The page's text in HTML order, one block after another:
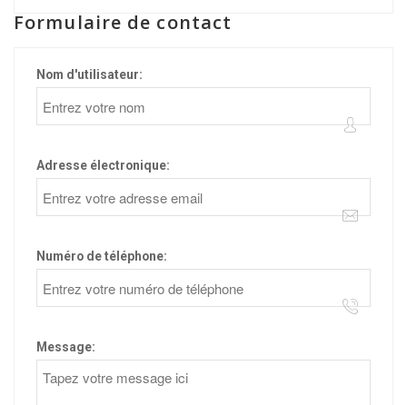
Formulaire de contact
Nom d'utilisateur:
Adresse électronique:
Numéro de téléphone:
Message: